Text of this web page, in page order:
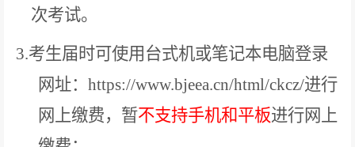
次考试。
3.考生届时可使用台式机或笔记本电脑登录
网址：https://www.bjeea.cn/html/ckcz/进行
网上缴费，暂不支持手机和平板进行网上